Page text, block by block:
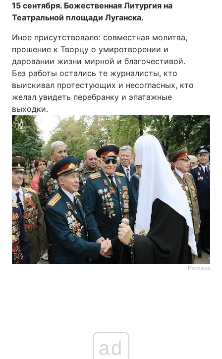
15 сентября. Божественная Литургия на
Театральной площади Луганска.
Иное присутствовало: совместная молитва,
прошение к Творцу о умиротворении и
даровании жизни мирной и благочестивой.
Без работы остались те журналисты, кто
выискивал протестующих и несогласных, кто
желал увидеть перебранку и эпатажные
выходки.
Реклама
ad